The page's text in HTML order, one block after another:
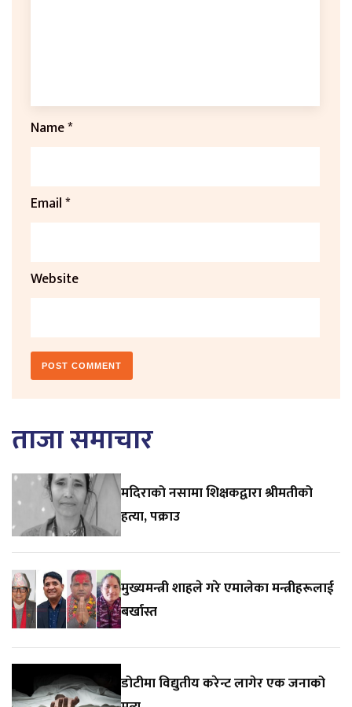
Name*
Email*
Website
ताजा समाचार
मदिराको नसामा शिक्षकद्वारा श्रीमतीको
हत्या, पक्राउ
मुख्यमन्त्री शाहले गरे एमालेका मन्त्रीहरूलाई
बर्खास्त
डोटीमा विद्युतीय करेन्ट लागेर एक जनाको